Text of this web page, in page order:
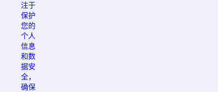
注于
保护
您的
个人
信息
和数
据安
全，
确保